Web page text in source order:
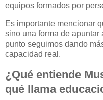
equipos formados por
Es importante mencionar
sino una forma de apuntar
punto seguimos dando
capacidad real.
¿Qué entiende
qué llama